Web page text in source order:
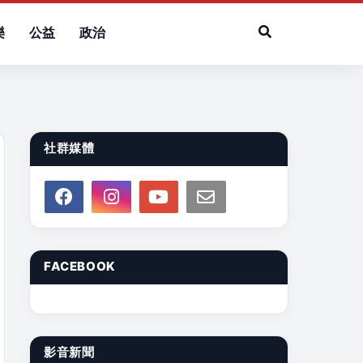
公益 政治
社群媒體
FACEBOOK
影音新聞